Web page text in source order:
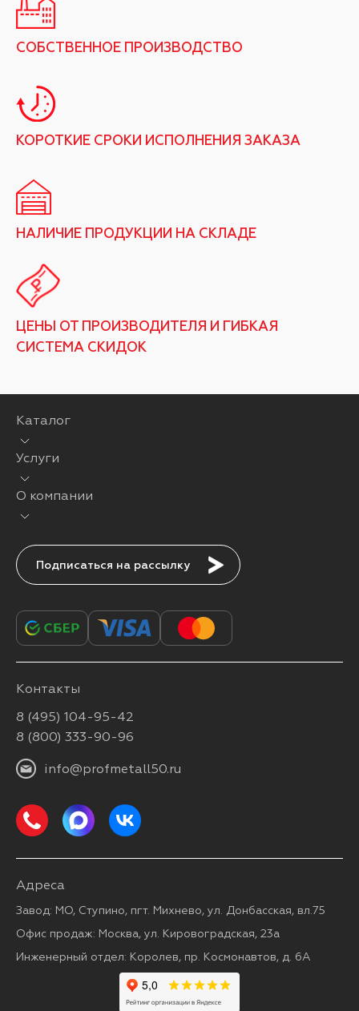
СОБСТВЕННОЕ ПРОИЗВОДСТВО
КОРОТКИЕ СРОКИ ИСПОЛНЕНИЯ ЗАКАЗА
НАЛИЧИЕ ПРОДУКЦИИ НА СКЛАДЕ
ЦЕНЫ ОТ ПРОИЗВОДИТЕЛЯ И ГИБКАЯ
СИСТЕМА СКИДОК
Каталог
Услуги
О компании
Подписаться
Контакты
8 (495) 104-95-42
8 (800) 333-90-96
info@profmetall50.ru
Адреса
Завод: МО, Ступино, пгт. Михнево, ул. Донбасская, вл.75
Офис продаж: Москва, ул. Кировоградская, 23а
Инженерный отдел: Королев, пр. Космонавтов, д. 6А